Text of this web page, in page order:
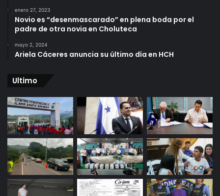
enero 27, 2023
Novio es “desenmascarado” en plena boda por el
padre de otra novia en Choluteca
mayo 2, 2024
Ariela Cáceres anuncia su último día en HCH
Ultimo